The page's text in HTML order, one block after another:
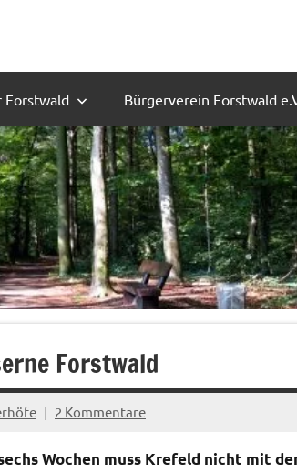
Forstwald Bürgerverein Forstwald
Forstwald
2 Kommentare
Wochen muss Krefeld nicht mit